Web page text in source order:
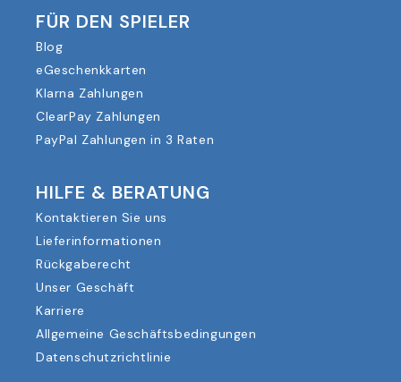
FÜR DEN SPIELER
Blog
eGeschenkkarten
Klarna Zahlungen
ClearPay Zahlungen
PayPal Zahlungen in 3 Raten
HILFE & BERATUNG
Kontaktieren Sie uns
Lieferinformationen
Rückgaberecht
Unser Geschäft
Karriere
Allgemeine Geschäftsbedingungen
Datenschutzrichtlinie